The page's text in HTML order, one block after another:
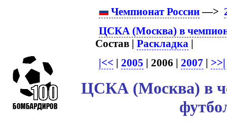
Чемпионат России—>
ЦСКА (Москва) в
Состав |Раскладка |
|<< | 2005 | 2006 | 2007 | >>|
ЦСКА (Москва) в